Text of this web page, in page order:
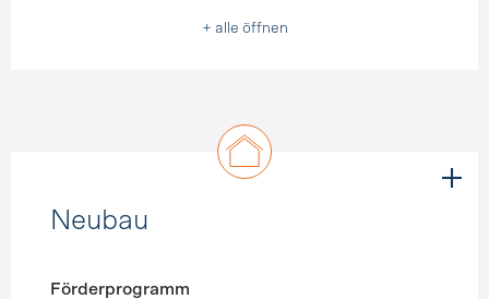
+ alle öffnen
Neubau
Förderprogramm